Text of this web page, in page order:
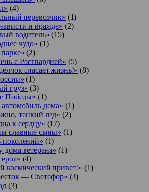
(4)
перевозчик» (1)
и вражде» (2)
водитель» (15)
чудо» (1)
(2)
с Росгвардией» (5)
спасает жизнь!» (8)
(1)
груз» (3)
Победы» (1)
автомобиль дома» (1)
тонкий лед» (2)
к сердцу» (17)
славные сыны» (1)
поколений» (1)
дома ветерана» (1)
(4)
космический привет!» (1)
— Светофор» (3)
(3)